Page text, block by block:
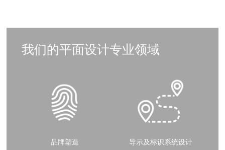
译
译
译
译
我们的平面设计专业领域
品牌塑造 导示及标识系统设计